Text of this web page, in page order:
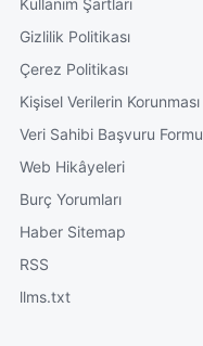
Gizlilik Politikası
Çerez Politikası
Kişisel Verilerin Korunması
Veri Sahibi Başvuru Formu
Web Hikâyeleri
Burç Yorumları
Haber Sitemap
RSS
llms.txt